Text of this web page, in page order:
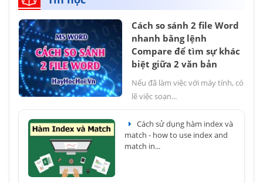
Cách so sánh 2 file Word
nhanh bằng lệnh
Compare để tìm sự khác
biệt giữa 2 văn bản
Nếu đã làm việc với máy tính, có
lẽ việc soạn...
Cách sử dụng hàm index và
match - how to use index and
match in...